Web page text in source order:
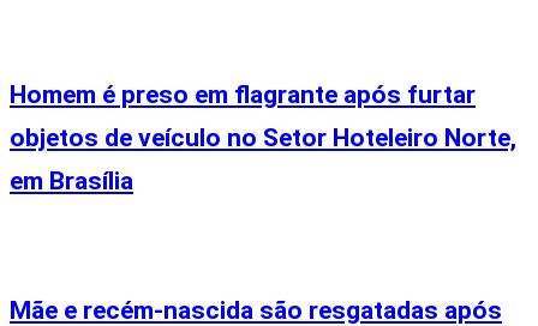
Homem é preso em flagrante após furtar
objetos de veículo no Setor Hoteleiro Norte,
em Brasília
Mãe e recém-nascida são resgatadas após